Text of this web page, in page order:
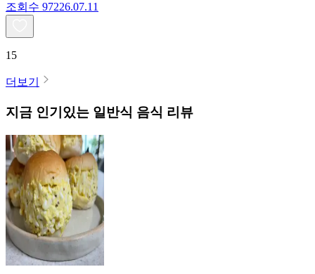
조회수 97226.07.11
15
더보기
지금 인기있는 일반식 음식 리뷰